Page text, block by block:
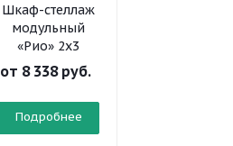
Шкаф-стеллаж
модульный
«Рио» 2х3
от 8 338 руб.
Подробнее